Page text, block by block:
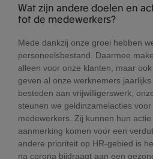
Wat zijn andere doelen en
tot de medewerkers?
Mede dankzij onze groei hebben
personeelsbestand. Daarmee
alleen voor onze klanten, maar
geven al onze werknemers
besteden aan vrijwilligerswerk,
steunen we geldinzamelacties
medewerkers. Zij kunnen hun
aanmerking komen voor een
andere prioriteit op HR-gebied is
na corona bijdraagt aan een